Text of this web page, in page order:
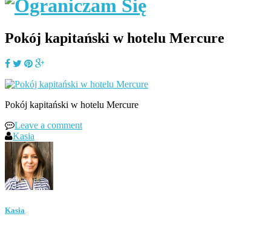
Pokój kapitański w hotelu Mercure
Pokój kapitański w hotelu Mercure
Leave a comment
Kasia
Kasia